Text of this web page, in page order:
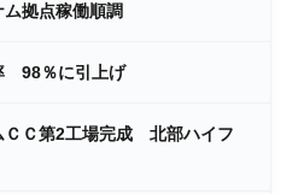
拠点稼働順調
98％に引上げ
ＣＣ第2工場完成 北部ハイフ